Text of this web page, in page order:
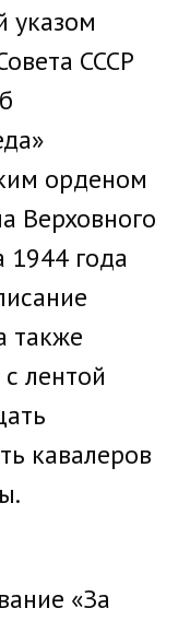
указом
СССР
орденом
Верховного
1944 года
также
лентой
кавалеров
«За